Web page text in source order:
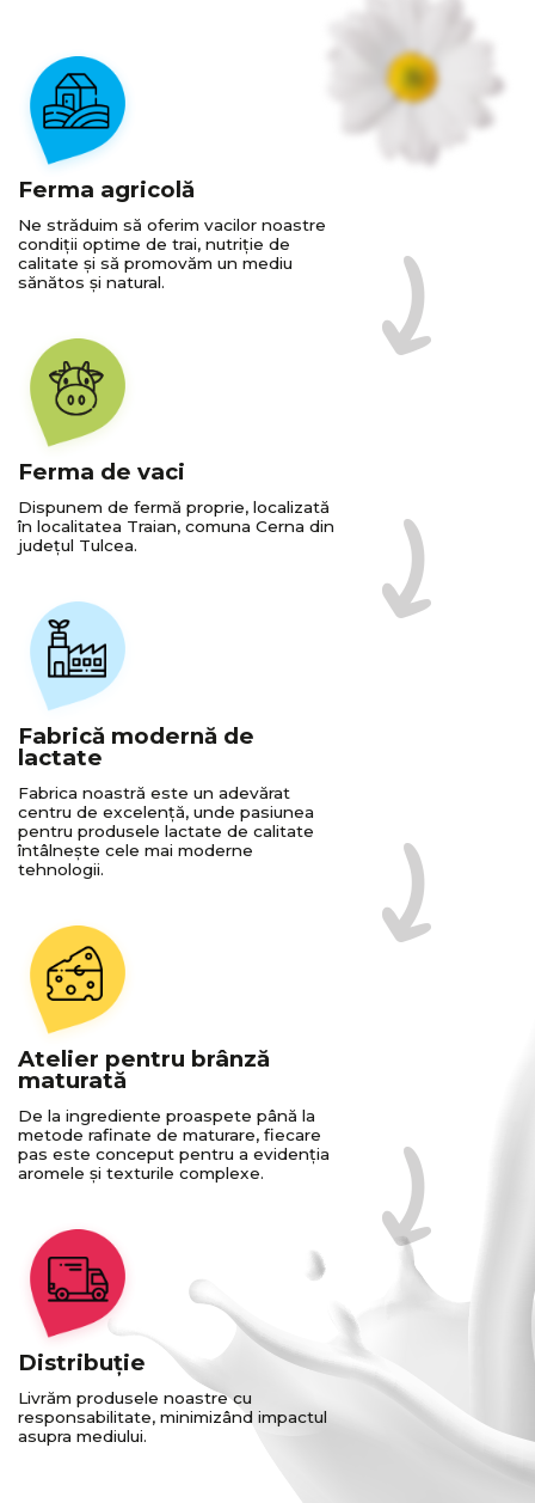
Ferma agricolă
Ne străduim să oferim vacilor noastre
condiții optime de trai, nutriție de
calitate și să promovăm un mediu
sănătos și natural.
Ferma de vaci
Dispunem de fermă proprie, localizată
în localitatea Traian, comuna Cerna din
județul Tulcea.
Fabrică modernă de
lactate
Fabrica noastră este un adevărat
centru de excelență, unde pasiunea
pentru produsele lactate de calitate
întâlnește cele mai moderne
tehnologii.
Atelier pentru brânză
maturată
De la ingrediente proaspete până la
metode rafinate de maturare, fiecare
pas este conceput pentru a evidenția
aromele și texturile complexe.
Distribuție
Livrăm produsele noastre cu
responsabilitate, minimizând impactul
asupra mediului.